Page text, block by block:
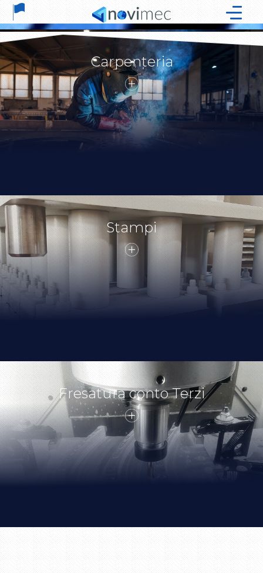
Carpenteria
Stampi
Fresatura conto Terzi